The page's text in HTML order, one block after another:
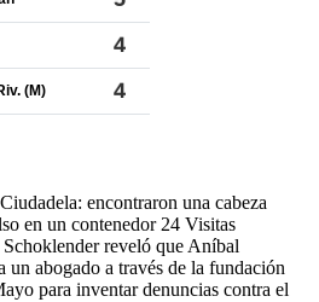
encontraron una cabeza
en un contenedor 24 Visitas
reveló que Aníbal
un abogado a través de la fundación
para inventar denuncias contra el